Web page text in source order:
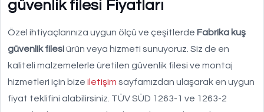
güvenlik filesi Fiyatları
Özel ihtiyaçlarınıza uygun ölçü ve çeşitlerde Fabrika kuş
güvenlik filesiürün veya hizmeti sunuyoruz. Siz de en
kaliteli malzemelerle üretilen güvenlik filesi ve montaj
hizmetleri için bize iletişim sayfamızdan ulaşarak en uygun
fiyat teklifini alabilirsiniz. TÜV SÜD 1263-1 ve 1263-2